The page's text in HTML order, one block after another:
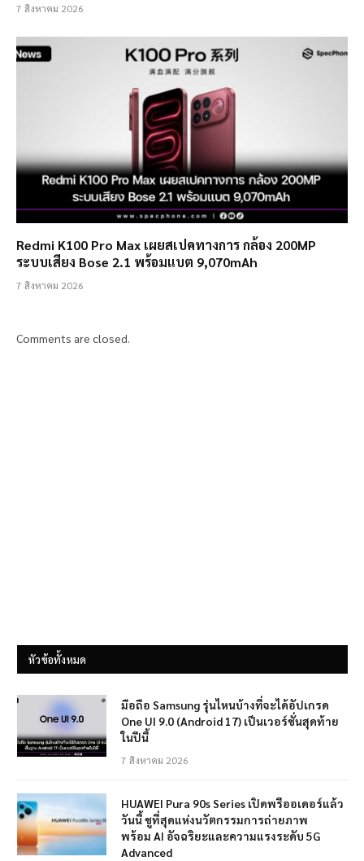
7 สิงหาคม 2026
Redmi K100 Pro Max เผยสเปคทางการ กล้อง 200MP
ระบบเสียง Bose 2.1 พร้อมแบต 9,070mAh
7 สิงหาคม 2026
Comments are closed.
หัวข้อทั้งหมด
มือถือ Samsung รุ่นไหนบ้างที่จะได้อัปเกรด
One UI 9.0 (Android 17) เป็นเวอร์ชั่นสุดท้าย
ในปีนี้
7 สิงหาคม 2026
HUAWEI Pura 90s Series เปิดพรีออเดอร์แล้ว
วันนี้ ชูที่สุดแห่งนวัตกรรมการถ่ายภาพ
พร้อม AI อัจฉริยะและความแรงระดับ 5G
Advanced